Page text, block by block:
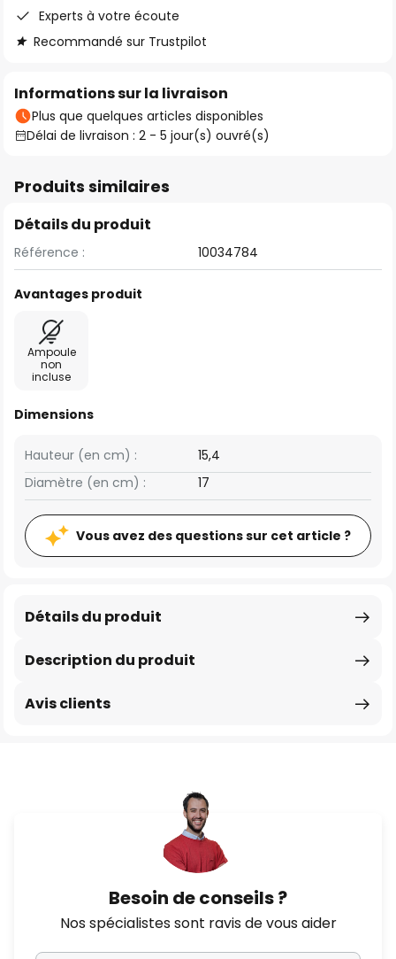
Experts à votre écoute
Recommandé sur Trustpilot
Informations sur la livraison
Plus que quelques articles disponibles
Délai de livraison : 2 - 5 jour(s) ouvré(s)
Produits similaires
Détails du produit
Référence : 10034784
Avantages produit
Ampoule
non
incluse
Dimensions
Hauteur (en cm) :
15,4
Diamètre (en cm) :
17
Vous avez des questions sur cet article ?
Description du produit
Détails du produit
Avis clients
Besoin de conseils ?
Nos spécialistes sont ravis de vous aider